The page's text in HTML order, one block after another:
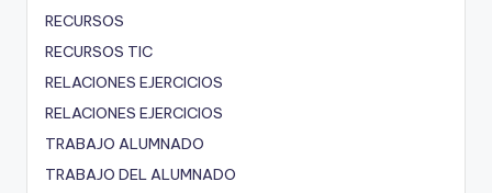
RECURSOS
RECURSOS TIC
RELACIONES EJERCICIOS
RELACIONES EJERCICIOS
TRABAJO ALUMNADO
TRABAJO DEL ALUMNADO